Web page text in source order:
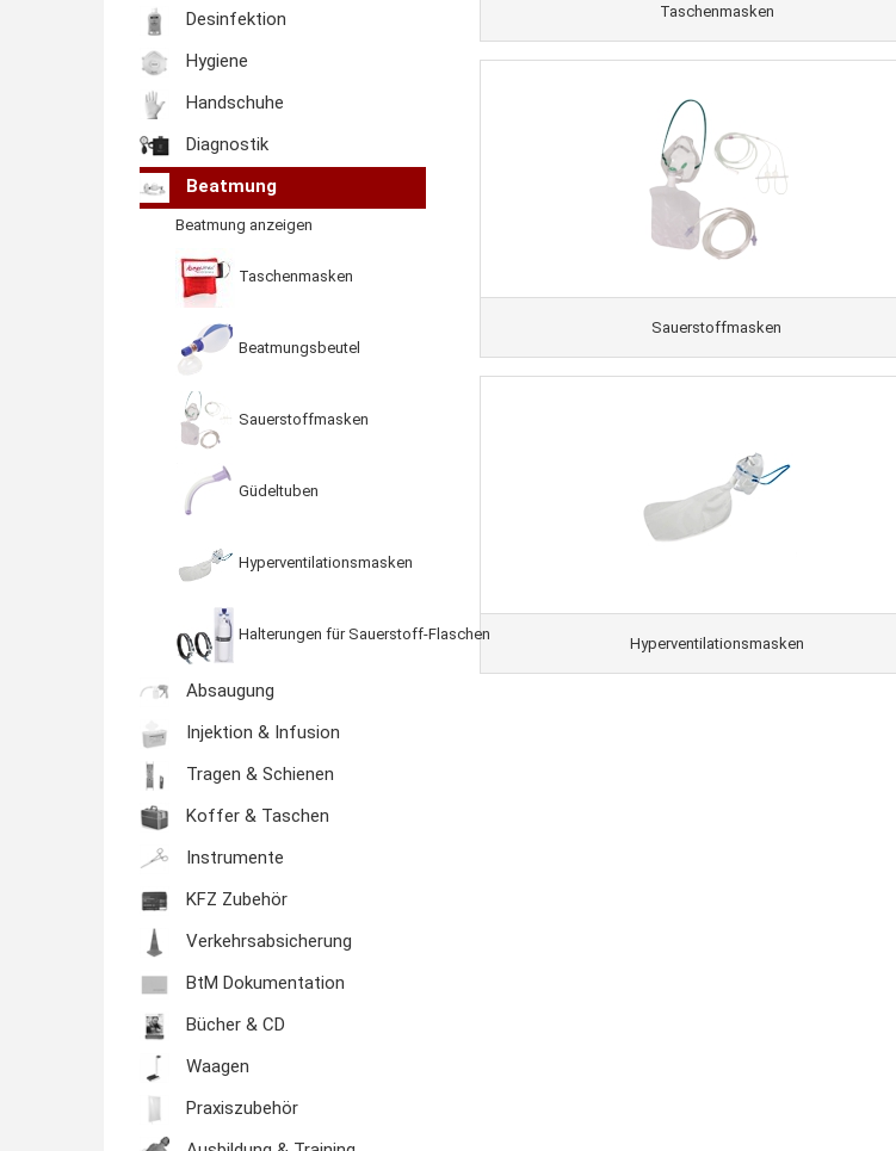
Taschenmasken
Sauerstoffmasken
Hyperventilationsmasken
Desinfektion
Hygiene
Handschuhe
Diagnostik
Beatmung
Beatmung anzeigen
Taschenmasken
Beatmungsbeutel
Sauerstoffmasken
Güdeltuben
Hyperventilationsmasken
Halterungen für Sauerstoff-Flaschen
Absaugung
Injektion & Infusion
Tragen & Schienen
Koffer & Taschen
Instrumente
KFZ Zubehör
Verkehrsabsicherung
BtM Dokumentation
Bücher & CD
Waagen
Praxiszubehör